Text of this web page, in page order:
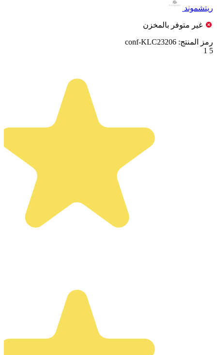
ريتشموند
غير متوفر بالمخزن
رمز المنتج: conf-KLC23206
5
1